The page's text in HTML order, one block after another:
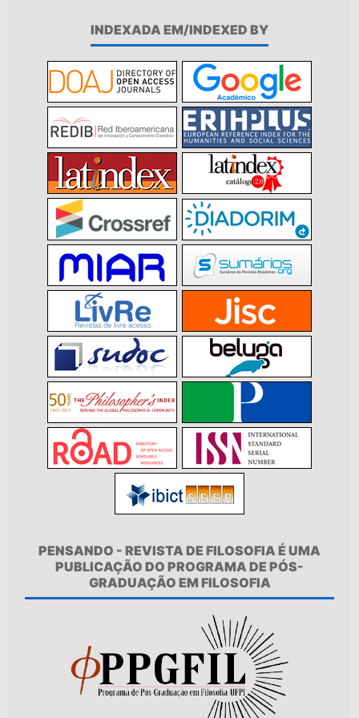
INDEXADA EM/INDEXED BY
PENSANDO - REVISTA DE FILOSOFIA É UMA
PUBLICAÇÃO DO PROGRAMA DE PÓS-
GRADUAÇÃO EM FILOSOFIA